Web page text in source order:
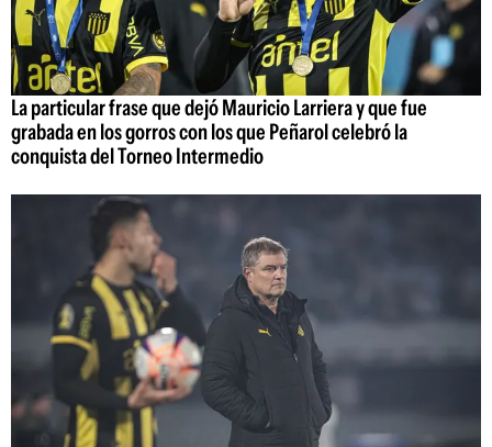
La particular frase que dejó Mauricio Larriera y que fue
grabada en los gorros con los que Peñarol celebró la
conquista del Torneo Intermedio